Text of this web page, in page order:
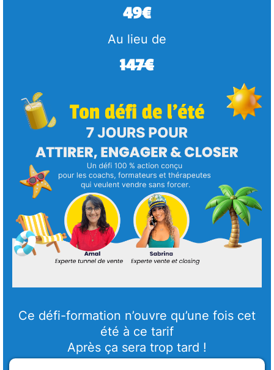
49€
Au lieu de
147€
Ce défi-formation n’ouvre qu’une fois cet
été à ce tarif
Après ça sera trop tard !